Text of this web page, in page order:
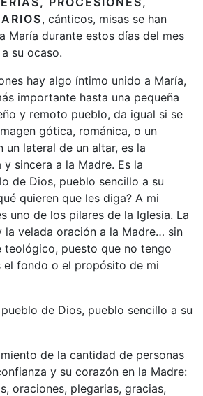
, cánticos, misas se han
María durante estos días del mes
su ocaso.
hay algo íntimo unido a María,
importante hasta una pequeña
y remoto pueblo, da igual si se
gótica, románica, o un
un lateral de un altar, es la
sincera a la Madre. Es la
de Dios, pueblo sencillo a su
quieren que les diga? A mi
uno de los pilares de la Iglesia. La
la velada oración a la Madre… sin
teológico, puesto que no tengo
el fondo o el propósito de mi
de Dios, pueblo sencillo a su
de la cantidad de personas
y su corazón en la Madre:
oraciones, plegarias, gracias,